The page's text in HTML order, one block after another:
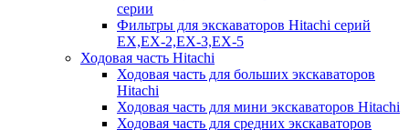
серии
Фильтры для экскаваторов Hitachi серий
EX,EX-2,EX-3,EX-5
Ходовая часть Hitachi
Ходовая часть для больших экскаваторов
Hitachi
Ходовая часть для мини экскаваторов Hitachi
Ходовая часть для средних экскаваторов